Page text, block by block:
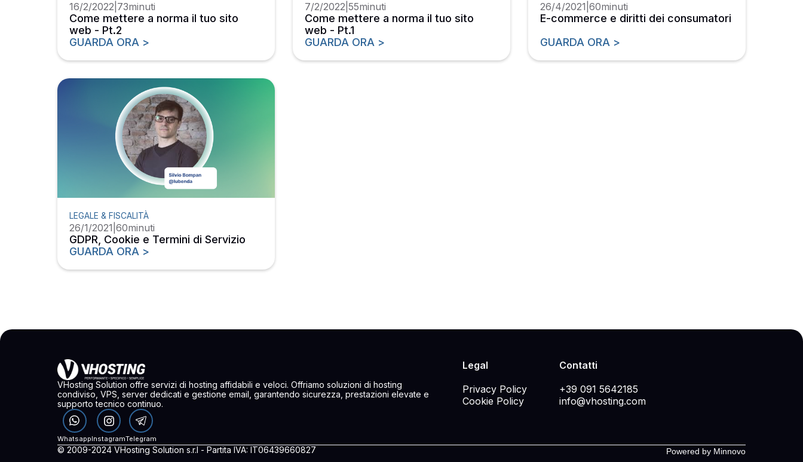
16/2/2022 73minuti
Come mettere a norma il tuo sito
web - Pt.2
GUARDA ORA >
7/2/2022 55minuti
Come mettere a norma il tuo sito
web - Pt.1
GUARDA ORA >
26/4/2021 60minuti
E-commerce e diritti dei consumatori
GUARDA ORA >
LEGALE & FISCALITÀ
26/1/2021 60minuti
GDPR, Cookie e Termini di Servizio
GUARDA ORA >
VHosting Solution offre servizi di hosting affidabili e veloci. Offriamo soluzioni di hosting
condiviso, VPS, server dedicati e gestione email, garantendo sicurezza, prestazioni elevate e
supporto tecnico continuo.
WhatsappInstagramTelegram
Legal
Privacy Policy
Cookie Policy
Contatti
+39 091 5642185
info@vhosting.com
© 2009-2024 VHosting Solution s.r.l - Partita IVA: IT06439660827 Powered by Minnovo